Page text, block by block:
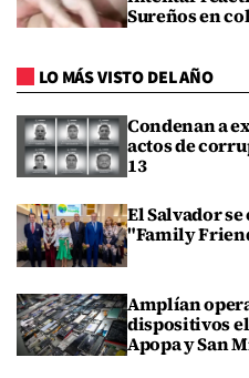
Sureños en
LO MÁS VISTO DEL AÑO
Condenan a
actos de
13
El Salvador
"Family
Amplían
dispositivos
Apopa y San